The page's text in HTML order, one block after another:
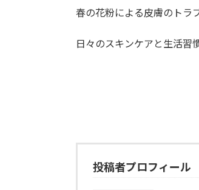
春の花粉による皮膚のトラ
日々のスキンケアと生活習
投稿者プロフィール